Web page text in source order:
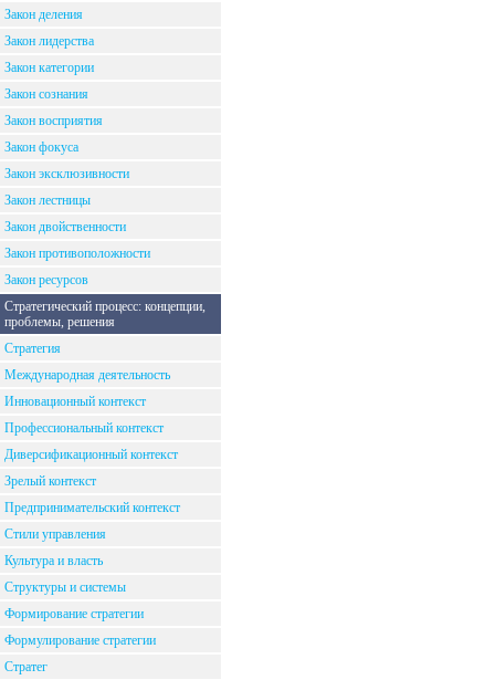
Закон деления
Закон лидерства
Закон категории
Закон сознания
Закон восприятия
Закон фокуса
Закон эксклюзивности
Закон лестницы
Закон двойственности
Закон противоположности
Закон ресурсов
Стратегический процесс: концепции,
проблемы, решения
Стратегия
Международная деятельность
Инновационный контекст
Профессиональный контекст
Диверсификационный контекст
Зрелый контекст
Предпринимательский контекст
Стили управления
Культура и власть
Структуры и системы
Формирование стратегии
Формулирование стратегии
Стратег